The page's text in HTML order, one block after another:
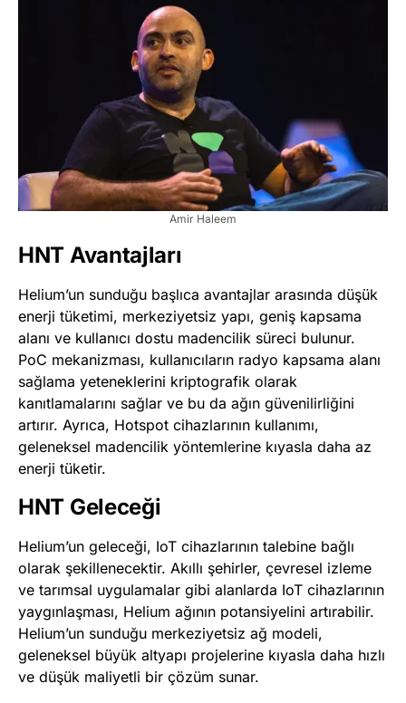
Amir Haleem
HNT Avantajları
Helium’un sunduğu başlıca avantajlar arasında düşük
enerji tüketimi, merkeziyetsiz yapı, geniş kapsama
alanı ve kullanıcı dostu madencilik süreci bulunur.
PoC mekanizması, kullanıcıların radyo kapsama alanı
sağlama yeteneklerini kriptografik olarak
kanıtlamalarını sağlar ve bu da ağın güvenilirliğini
artırır. Ayrıca, Hotspot cihazlarının kullanımı,
geleneksel madencilik yöntemlerine kıyasla daha az
enerji tüketir​​.
HNT Geleceği
Helium’un geleceği, IoT cihazlarının talebine bağlı
olarak şekillenecektir. Akıllı şehirler, çevresel izleme
ve tarımsal uygulamalar gibi alanlarda IoT cihazlarının
yaygınlaşması, Helium ağının potansiyelini artırabilir.
Helium’un sunduğu merkeziyetsiz ağ modeli,
geleneksel büyük altyapı projelerine kıyasla daha hızlı
ve düşük maliyetli bir çözüm sunar​​.